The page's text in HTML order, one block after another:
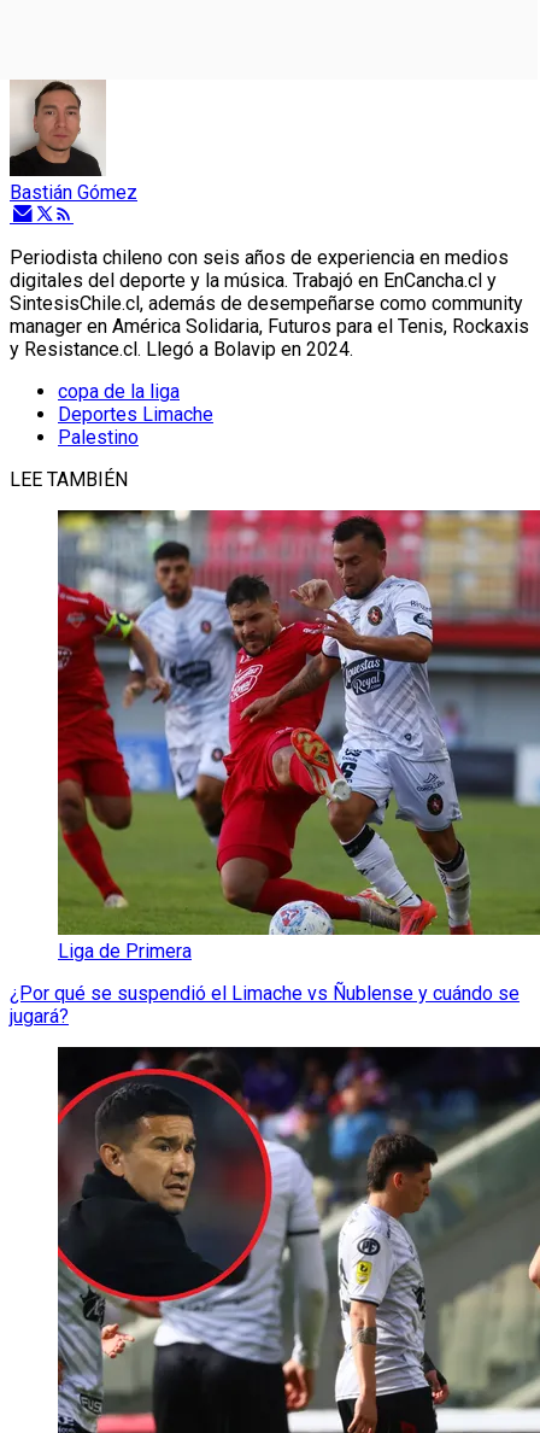
Bastián Gómez
Periodista chileno con seis años de experiencia en medios
digitales del deporte y la música. Trabajó en EnCancha.cl y
SintesisChile.cl, además de desempeñarse como community
manager en América Solidaria, Futuros para el Tenis, Rockaxis
y Resistance.cl. Llegó a Bolavip en 2024.
copa de la liga
Deportes Limache
Palestino
LEE TAMBIÉN
Liga de Primera
¿Por qué se suspendió el Limache vs Ñublense y cuándo se
jugará?